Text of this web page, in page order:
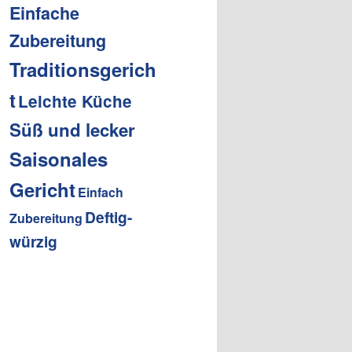
n
Einfache
Zubereitung
Traditionsgerich
tLeichte Küche
Süß und lecker
Saisonales
GerichtEinfach
Zubereitung Deftig-
würzig